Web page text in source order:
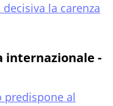
la carenza
internazionale -
predispone al